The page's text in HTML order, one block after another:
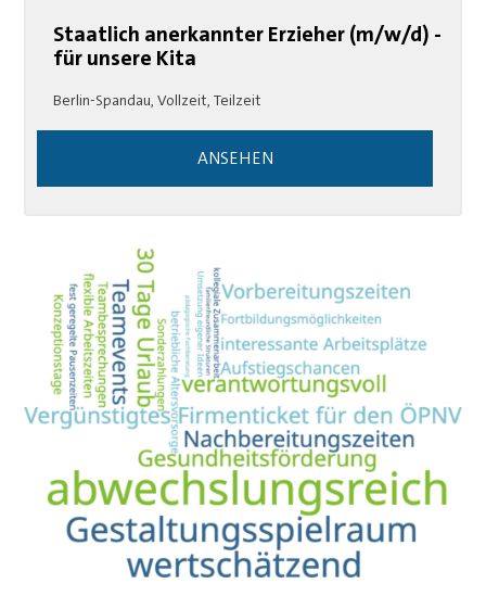
Staatlich anerkannter Erzieher (m/w/d) -
für unsere Kita
Berlin-Spandau,Vollzeit, Teilzeit
ANSEHEN